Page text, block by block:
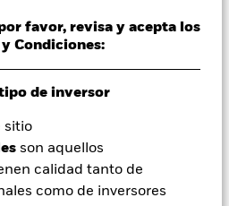
favor, revisa y acepta los
Condiciones:
de inversor
sitio
son aquellos
calidad tanto de
como de inversores
07 ago 2026